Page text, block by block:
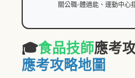
關公職-體適能、運動中心
🎓食品技師應考
應考攻略地圖